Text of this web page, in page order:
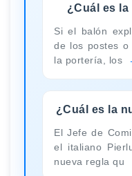
¿Cuál es
Si el balón
de los postes
la portería, los
¿Cuál es la
El Jefe de
el italiano
nueva regla qu